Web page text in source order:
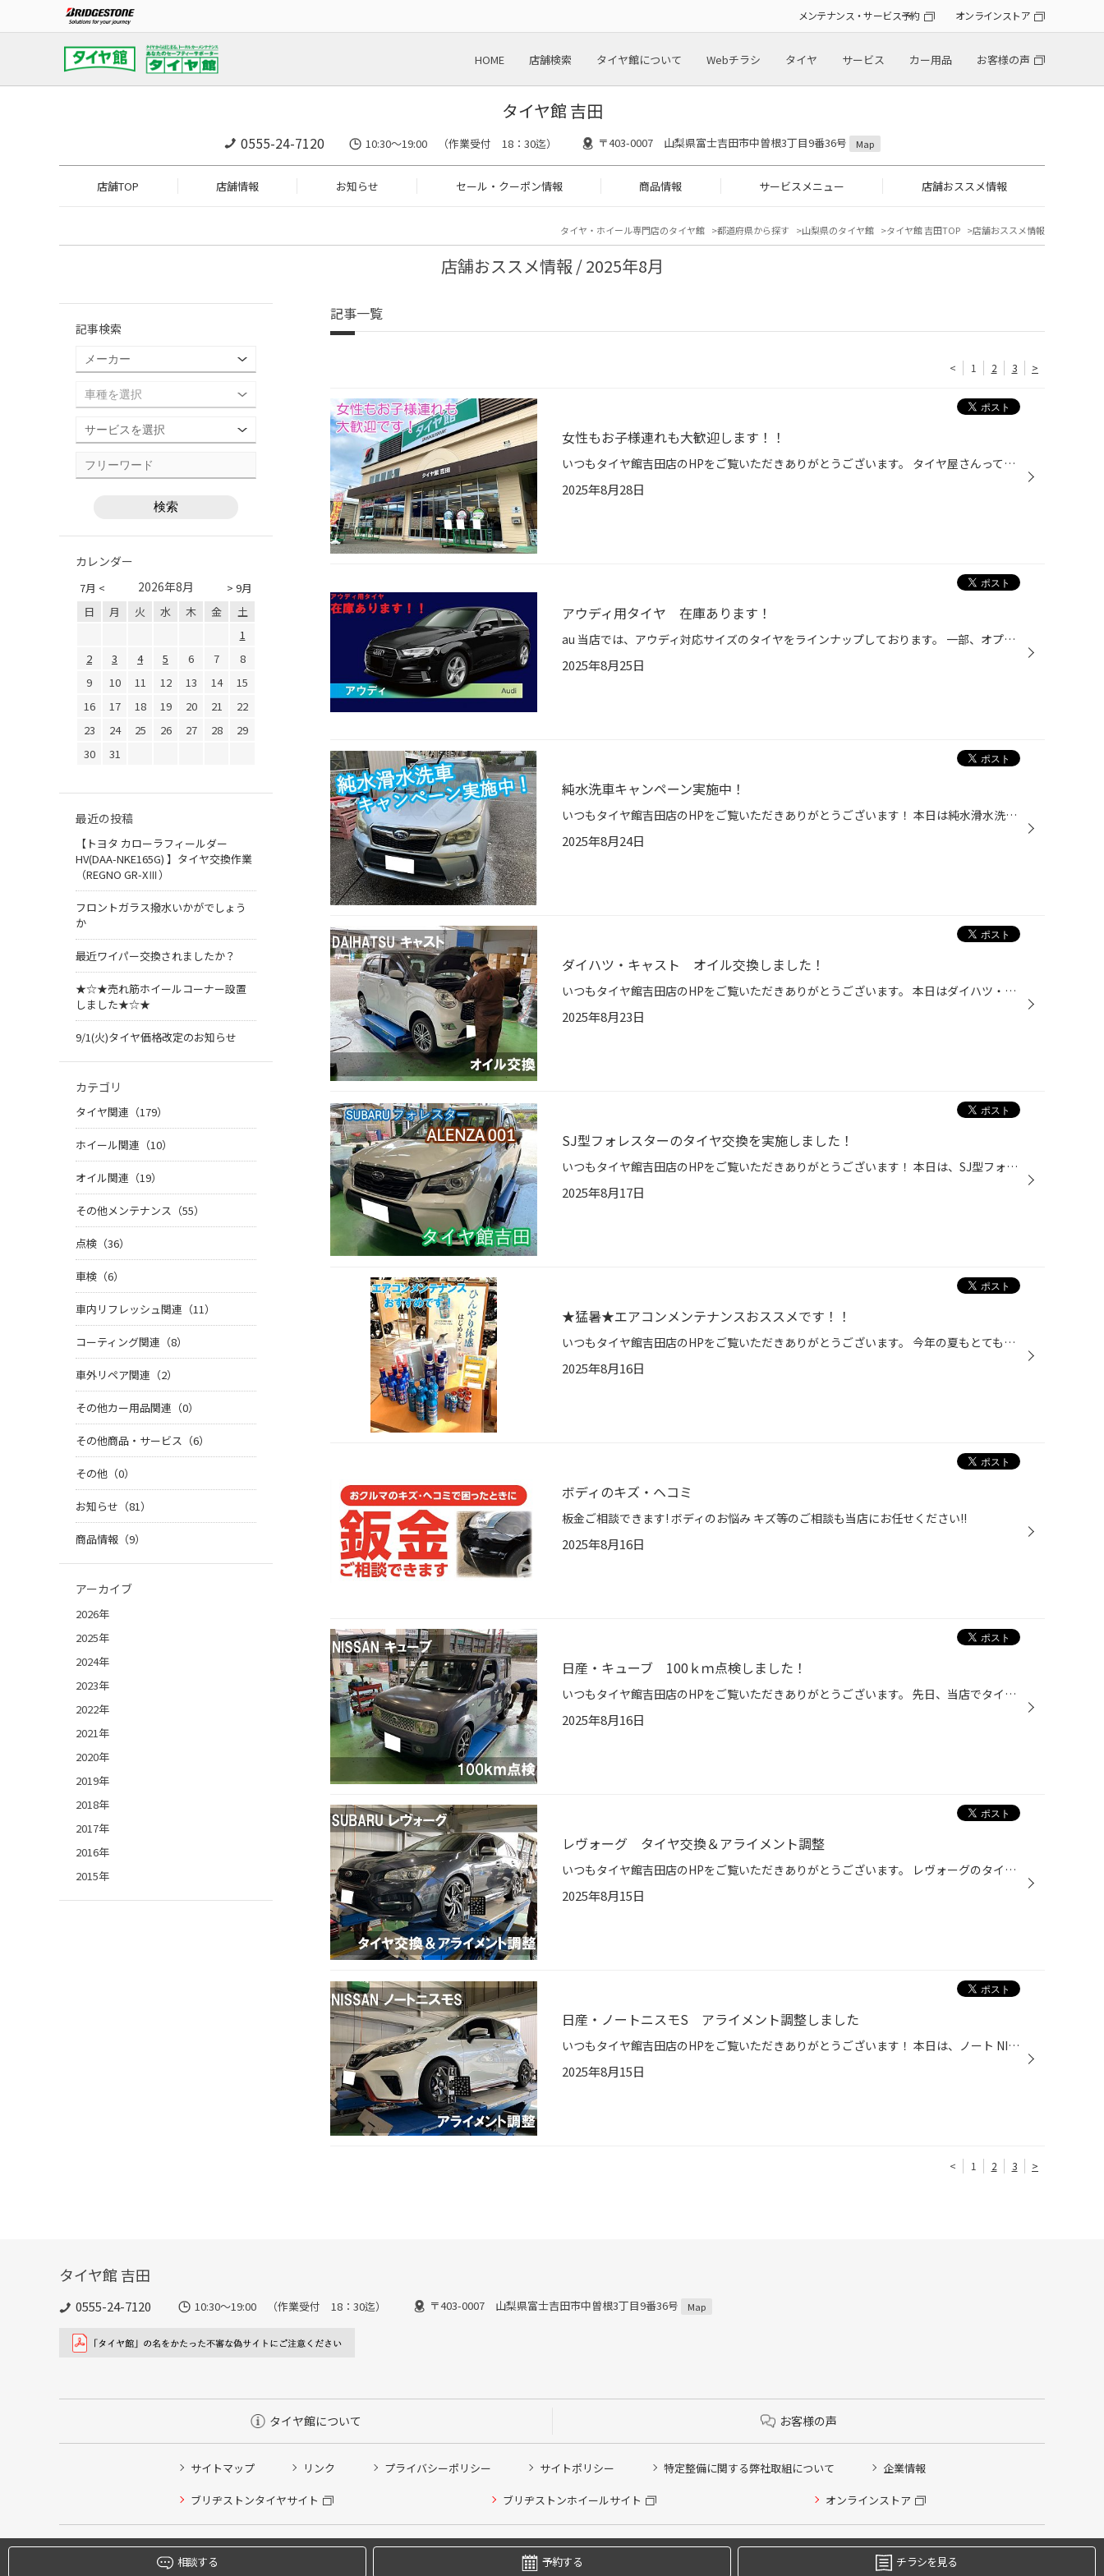
メンテナンス・サービス予約 オンラインストア
HOME 店舗検索 タイヤ館について Webチラシ タイヤ サービス カー用品 お客様の声
タイヤ館 吉田
0555-24-7120 10:30～19:00 （作業受付 18：30迄） 〒403-0007 山梨県富士吉田市中曽根3丁目9番36号 Map
店舗TOP 店舗情報 お知らせ セール・クーポン情報 商品情報 サービスメニュー 店舗おススメ情報
タイヤ・ホイール専門店のタイヤ館 都道府県から探す 山梨県のタイヤ館 タイヤ館 吉田TOP 店舗おススメ情報
店舗おススメ情報 / 2025年8月
記事一覧
< 1 2 3 >
女性もお子様連れも大歓迎します！！
いつもタイヤ館吉田店のHPをご覧いただきありがとうございます。 タイヤ屋さんって女性の方などは入りにくいイメージを 持たれているかもしれないので、本日は店内をご紹介します！ こちらは商談コーナーです タイヤやホイールの商談などするスペースです。 「車やタイヤのことなんて何もわからない...
2025年8月28日
アウディ用タイヤ 在庫あります！
au 当店では、アウディ対応サイズのタイヤをラインナップしております。 一部、オプションサイズ等在庫がない場合もございますので、まずはお問い合わせください。 皆さんこんな経験は御座いませんか？ ・急なパンクで交換が必要… ・ディーラーの点検で交換が必要と言われたけど高いなあ… ・自動車...
2025年8月25日
純水洗車キャンペーン実施中！
いつもタイヤ館吉田店のHPをご覧いただきありがとうございます！ 本日は純水滑水洗車のご紹介です！ 純水滑水洗車ってなんぞや？ほんまに効くんかいな？とお思いの方もいらっしゃるでしょうから... 今回はお恥ずかしながら、スタッフの間でほとんど車を洗わないということで有名な（？）スタッフ渡...
2025年8月24日
ダイハツ・キャスト オイル交換しました！
いつもタイヤ館吉田店のHPをご覧いただきありがとうございます。 本日はダイハツ・キャストのオイル交換を実施しました。 今回お選びいただいたオイルは「デュアルサポート0-WIDE」です。 走行距離が伸びたお車にもオススメのオイルです！ なんとオイルの「漏れ」や「ニジミ」も抑制・予防してくれ...
2025年8月23日
SJ型フォレスターのタイヤ交換を実施しました！
いつもタイヤ館吉田店のHPをご覧いただきありがとうございます！ 本日は、SJ型フォレスターのタイヤ交換を実施しました(^o^) 年数経過により、ひび割れと溝減りが目立ってきたため交換となりました。 特にこの暑い時期、熱で劣化が進みやすい時期となっておりますので注意が必要です・・・ タイヤが...
2025年8月17日
★猛暑★エアコンメンテナンスおススメです！！
いつもタイヤ館吉田店のHPをご覧いただきありがとうございます。 今年の夏もとても暑いですね・・・そこでエアコンのメンテナンスはいかがでしょうか。 当店ではエアコンフィルター交換・エバポレーター洗浄・ガス添加剤注入など 各種エアコンメンテナンスの施工を行っております！！ 本日ご来店の...
2025年8月16日
ボディのキズ・ヘコミ
板金ご相談できます! ボディのお悩み キズ等のご相談も当店にお任せください!!
2025年8月16日
日産・キューブ 100ｋｍ点検しました！
いつもタイヤ館吉田店のHPをご覧いただきありがとうございます。 先日、当店でタイヤご購入いただいたお客様が 100ｋｍ点検でご来店いただいたのでご紹介します。 100ｋｍ点検とは・・・ 新品タイヤ装着直後は、タイヤの空気圧が低下する場合があります。 タイヤ館でタイヤをご購入されたお客様へ、...
2025年8月16日
レヴォーグ タイヤ交換＆アライメント調整
いつもタイヤ館吉田店のHPをご覧いただきありがとうございます。 レヴォーグのタイヤ交換＆アライメント調整をしました 1本パンクで来店されたのですが、他のタイヤも溝が少ないとのことで、 これを機に4本全て交換することとなりました。 1本1本丁寧に組み替えていきます。 組み換え完了！ 今回お...
2025年8月15日
日産・ノートニスモS アライメント調整しました
いつもタイヤ館吉田店のHPをご覧いただきありがとうございます！ 本日は、ノート NISMO Sのアライメント調整を実施しました。 県外からのお客様で、高速走行中のハンドリングに不安を感じたためご来店いただきました。 ノートNISMO Sの場合、調整可能箇所はフロントのトー2か所です。 アライメント...
2025年8月15日
< 1 2 3 >
記事検索
カレンダー
7月 < > 9月
2026年8月
日 月 火 水 木 金
土
1
2
3 4 5 6 7
8
9
10 11 12 13 14
15
16
17 18 19 20 21
22
23
24 25 26 27 28
29
30
31
最近の投稿
【トヨタ カローラフィールダー
HV(DAA-NKE165G) 】タイヤ交換作業
（REGNO GR-XⅢ）
フロントガラス撥水いかがでしょう
か
最近ワイパー交換されましたか？
★☆★売れ筋ホイールコーナー設置
しました★☆★
9/1(火)タイヤ価格改定のお知らせ
カテゴリ
タイヤ関連（179）
ホイール関連（10）
オイル関連（19）
その他メンテナンス（55）
点検（36）
車検（6）
車内リフレッシュ関連（11）
コーティング関連（8）
車外リペア関連（2）
その他カー用品関連（0）
その他商品・サービス（6）
その他（0）
お知らせ（81）
商品情報（9）
アーカイブ
2026年
2025年
2024年
2023年
2022年
2021年
2020年
2019年
2018年
2017年
2016年
2015年
タイヤ館 吉田
0555-24-7120 10:30～19:00 （作業受付 18：30迄） 〒403-0007 山梨県富士吉田市中曽根3丁目9番36号 Map
タイヤ館について お客様の声
サイトマップ リンク プライバシーポリシー サイトポリシー 特定整備に関する弊社取組について 企業情報
ブリヂストンタイヤサイト ブリヂストンホイールサイト オンラインストア
Copyright © 2024 Bridgestone Retail Co.,Ltd. All rights Reserved.
相談する 予約する チラシを見る
タイヤ点検・安全点検/タイヤ履き替え/オイル交換/その他ピット作業の予約
クローク契約会員専用タイヤ履き替え※タイヤ履き替えを希望のクローク契約会員の方はこちらを選択ください
本日のタイヤ履き替え順番待ち予約 ※クローク契約会員の方はご利用いただけません